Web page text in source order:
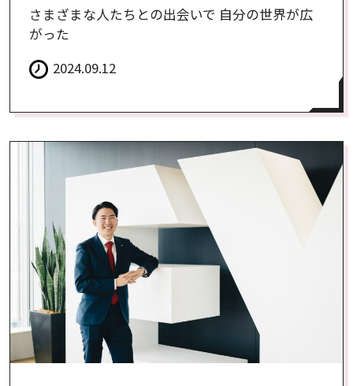
さまざまな人たちとの出会いで 自分の世界が広
がった
2024.09.12